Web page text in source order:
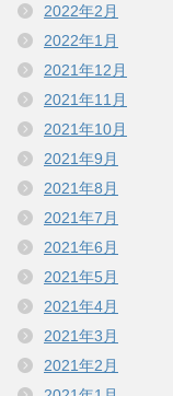
2022年2月
2022年1月
2021年12月
2021年11月
2021年10月
2021年9月
2021年8月
2021年7月
2021年6月
2021年5月
2021年4月
2021年3月
2021年2月